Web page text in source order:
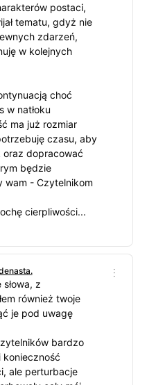
postaci,
tematu, gdyż nie
zdarzeń,
w kolejnych
choć
w natłoku
ma już rozmiar
czasu, aby
dopracować
będzie
wam - Czytelnikom
cierpliwości...
z
również twoje
je pod uwagę
bardzo
konieczność
ale perturbacje